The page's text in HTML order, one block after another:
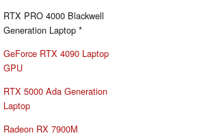
RTX PRO 4000 Blackwell
Generation Laptop *
GeForce RTX 4090 Laptop
GPU
RTX 5000 Ada Generation
Laptop
Radeon RX 7900M